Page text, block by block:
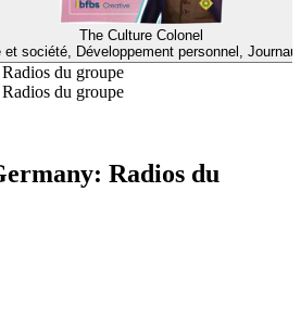
The Culture Colonel
et société, Développement personnel,
du groupe
du groupe
Radios du